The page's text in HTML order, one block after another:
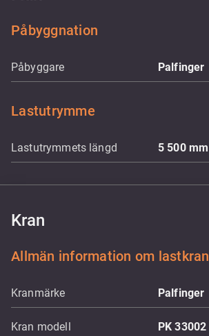
Påbyggnation
Påbyggare Palfinger
Lastutrymme
Lastutrymmets längd 5 500 mm
Kran
Allmän information om lastkran
Kranmärke Palfinger
Kran modell PK 33002